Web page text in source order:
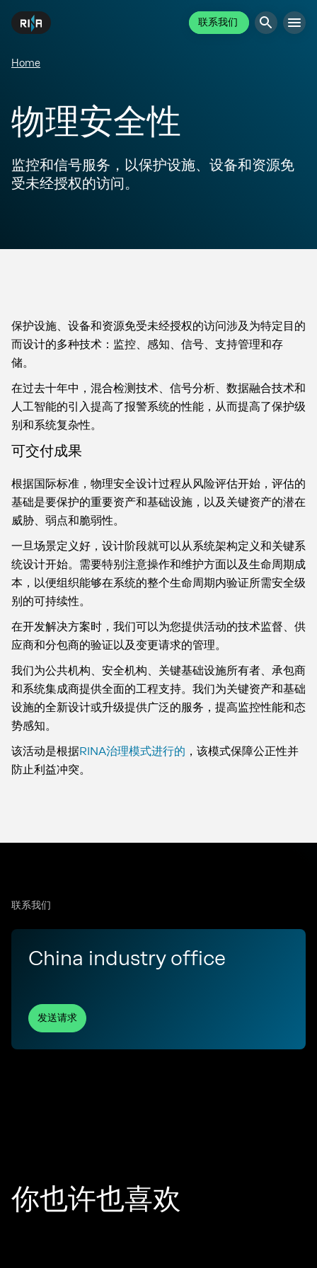
联系我们
Home
物理安全性
监控和信号服务，以保护设施、设备和资源免
受未经授权的访问。
保护设施、设备和资源免受未经授权的访问涉及为特定目的
而设计的多种技术：监控、感知、信号、支持管理和存
储。
在过去十年中，混合检测技术、信号分析、数据融合技术和
人工智能的引入提高了报警系统的性能，从而提高了保护级
别和系统复杂性。
可交付成果
根据国际标准，物理安全设计过程从风险评估开始，评估的
基础是要保护的重要资产和基础设施，以及关键资产的潜在
威胁、弱点和脆弱性。
一旦场景定义好，设计阶段就可以从系统架构定义和关键系
统设计开始。需要特别注意操作和维护方面以及生命周期成
本，以便组织能够在系统的整个生命周期内验证所需安全级
别的可持续性。
在开发解决方案时，我们可以为您提供活动的技术监督、供
应商和分包商的验证以及变更请求的管理。
我们为公共机构、安全机构、关键基础设施所有者、承包商
和系统集成商提供全面的工程支持。我们为关键资产和基础
设施的全新设计或升级提供广泛的服务，提高监控性能和态
势感知。
该活动是根据RINA治理模式进行的 ，该模式保障公正性并
防止利益冲突。
联系我们
China industry office
发送请求
你也许也喜欢